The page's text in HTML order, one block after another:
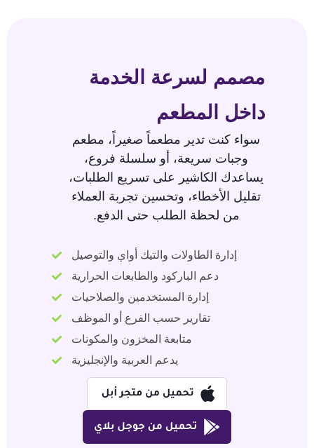
مصمم لسرعة الخدمة
داخل المطعم
سواء كنت تدير مطعماً صغيراً، مطعم
وجبات سريعة، أو سلسلة فروع،
يساعدك الكاشير على تسريع الطلبات،
تقليل الأخطاء، وتحسين تجربة العملاء
من لحظة الطلب حتى الدفع.
إدارة الطاولات والتيك أواي والتوصيل
دعم الباركود والطابعات الحرارية
إدارة المستخدمين والصلاحيات
تقارير حسب الفرع أو الموظف
متابعة المخزون والمكونات
يدعم العربية والإنجليزية